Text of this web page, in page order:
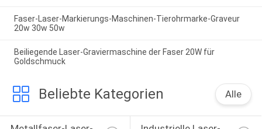
Faser-Laser-Markierungs-Maschinen-Tierohrmarke-Graveur
20w 30w 50w
Beiliegende Laser-Graviermaschine der Faser 20W für
Goldschmuck
Beliebte Kategorien Alle